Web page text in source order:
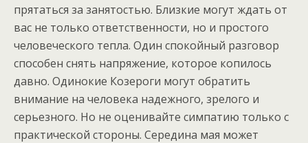
прятаться за занятостью. Близкие могут ждать от
вас не только ответственности, но и простого
человеческого тепла. Один спокойный разговор
способен снять напряжение, которое копилось
давно. Одинокие Козероги могут обратить
внимание на человека надежного, зрелого и
серьезного. Но не оценивайте симпатию только с
практической стороны. Середина мая может